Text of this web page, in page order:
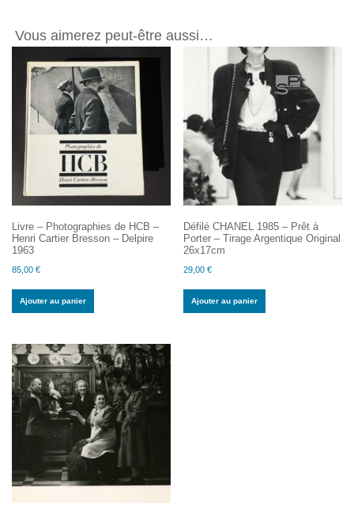
Vous aimerez peut-être aussi…
Livre – Photographies de HCB –
Henri Cartier Bresson – Delpire
1963
85,00 €
Ajouter au panier
Défilé CHANEL 1985 – Prêt à
Porter – Tirage Argentique Original
26x17cm
29,00€
Ajouter au panier